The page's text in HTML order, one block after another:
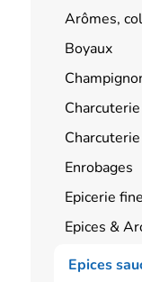
Arômes,
Boyaux
Enrobages
Epicerie fine
Epices &
Epices